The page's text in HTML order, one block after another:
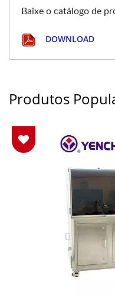
Baixe o catálogo de
DOWNLOAD
Produtos